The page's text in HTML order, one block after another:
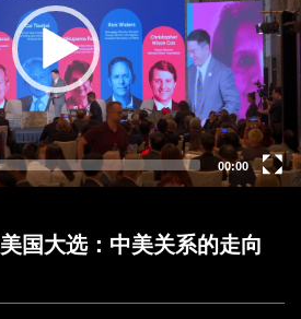
00:00
国大选：中美关系的走向